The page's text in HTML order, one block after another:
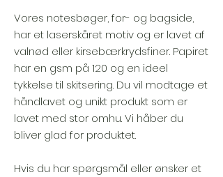
Vores notesbøger, for- og bagside,
har et laserskåret motiv og er lavet af
valnød eller kirsebærkrydsfiner. Papiret
har en gsm på 120 og en ideel
tykkelse til skitsering. Du vil modtage et
håndlavet og unikt produkt som er
lavet med stor omhu. Vi håber du
bliver glad for produktet.
Hvis du har spørgsmål eller ønsker et